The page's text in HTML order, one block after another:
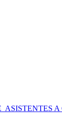
ASISTENTES